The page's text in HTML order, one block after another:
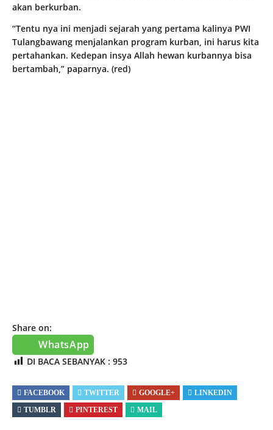
akan berkurban.
“Tentu nya ini menjadi sejarah yang pertama kalinya PWI
Tulangbawang menjalankan program kurban, ini harus kita
pertahankan. Kedepan insya Allah hewan kurbannya bisa
bertambah,” paparnya. (red)
Share on:
WhatsApp
DI BACA SEBANYAK : 953
FACEBOOK TWITTER GOOGLE+
LINKEDIN
TUMBLR
PINTEREST MAIL